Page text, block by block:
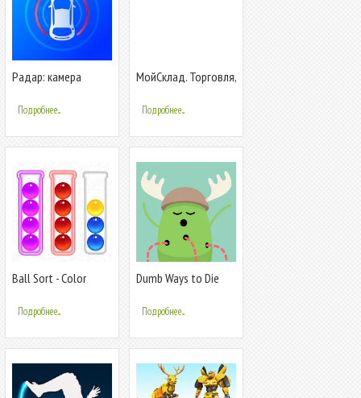
Радар: камера
спидометр HUD
Подробнее...
МойСклад. Торговля,
Подробнее...
Ball Sort - Color
Подробнее...
Dumb Ways to Die
Подробнее...